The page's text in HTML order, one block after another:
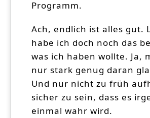
Programm.
Ach, endlich ist alles gut.
habe ich doch noch das
was ich haben wollte. Ja,
nur stark genug daran
Und nur nicht zu früh
sicher zu sein, dass es
einmal wahr wird.